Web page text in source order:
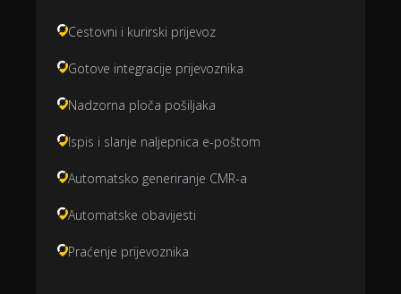
Cestovni i kurirski prijevoz
Gotove integracije prijevoznika
Nadzorna ploča pošiljaka
Ispis i slanje naljepnica e-poštom
Automatsko generiranje CMR-a
Automatske obavijesti
Praćenje prijevoznika